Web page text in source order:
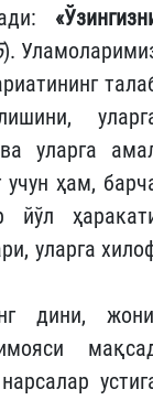
).
уларга
ҳам,
йўл
уларга
дини,